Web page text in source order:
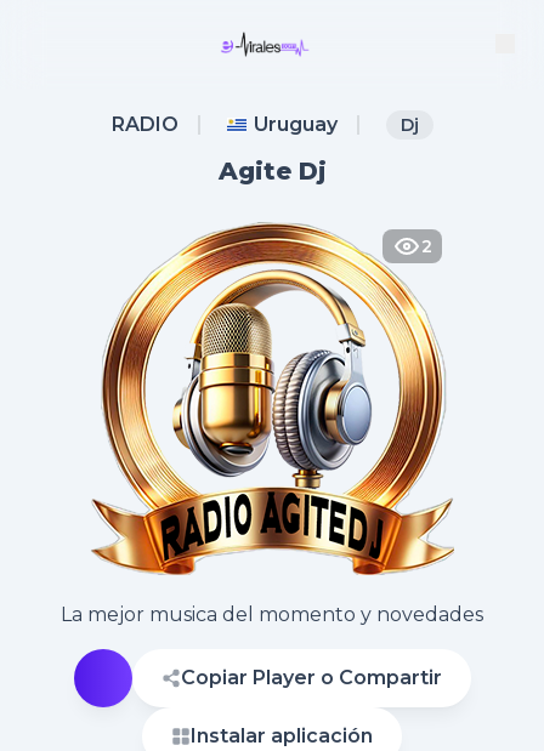
RADIO Uruguay Dj
Agite Dj
2
La mejor musica del momento y novedades
Copiar Player o Compartir
Instalar aplicación